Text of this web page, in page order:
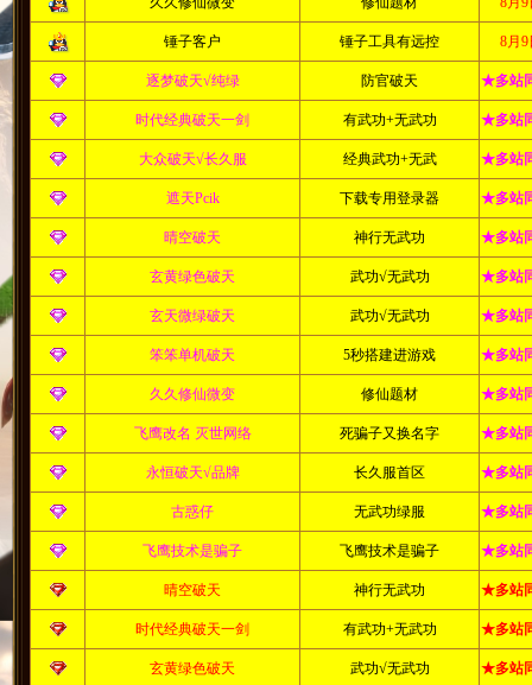
锤子客户 锤子工具有远控 8月
逐梦破天√纯绿 防官破天 ★多站
时代经典破天一剑 有武功+无武功 ★多站
大众破天√长久服 经典武功+无武 ★多站
遮天Pcik 下载专用登录器 ★多站
晴空破天 神行无武功 ★多站
玄黄绿色破天 武功√无武功 ★多站
玄天微绿破天 武功√无武功 ★多站
笨笨单机破天 5秒搭建进游戏 ★多站
久久修仙微变 修仙题材 ★多站
飞鹰改名 灭世网络 死骗子又换名字 ★多站
永恒破天√品牌 长久服首区 ★多站
古惑仔 无武功绿服 ★多站
飞鹰技术是骗子 飞鹰技术是骗子 ★多站
晴空破天 神行无武功 ★多站
时代经典破天一剑 有武功+无武功 ★多站
玄黄绿色破天 武功√无武功 ★多站